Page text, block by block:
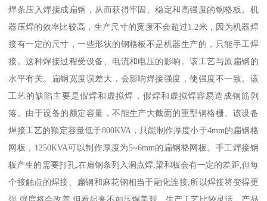
焊条压入焊接成扁钢，从而获得牢固、稳定和高强度的钢格板。机
器压焊的效率比较高，生产尺寸的宽度不会超过1.2米，因为机器焊
接有一定的尺寸，一些形状的钢格板不是机器生产的，只能手工焊
接。这种焊接过程受设备、电流和电压的影响。该工艺与原扁钢的
水平有关。扁钢宽度误差大，会影响焊接强度，使强度不一致。该
工艺的缺陷主要是假焊和虚拟焊，假焊和虚拟焊容易造成钢筋剥
落。由于设备的额定容量，不能生产大截面的重型钢格栅。该设备
焊接工艺的额定容量低于800KVA，只能制作厚度小于4mm的扁钢格
网板，1250KVA可以制作厚度为5~6mm的扁钢格网板。手工焊接钢
板产生的需要打孔,在扁钢条列入洞点焊,梁和板会有一定的差距,但每
个接触点的焊接、扁钢和麻花钢相当于融化连接,所以焊接将变得更
强,强度将会改善,但看起来不如压焊美观。生产工艺比较灵活，产品